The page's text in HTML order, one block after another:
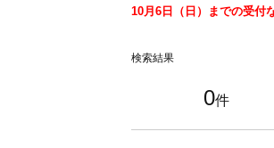
10月6日（日）までの受付
検索結果
0件